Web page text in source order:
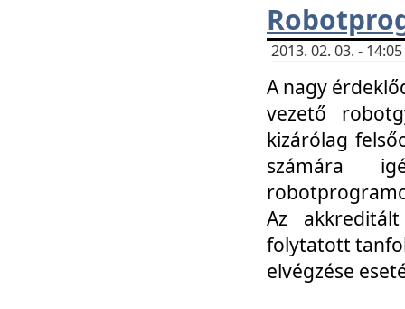
2013. 02. 03. -
A nagy
vezető
kizárólag
számára
Az
folytatott
elvégzése